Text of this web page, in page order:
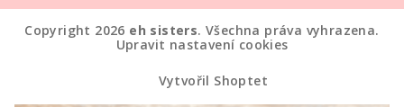
Copyright 2026 eh sisters. Všechna práva vyhrazena.
Upravit nastavení cookies
Vytvořil Shoptet